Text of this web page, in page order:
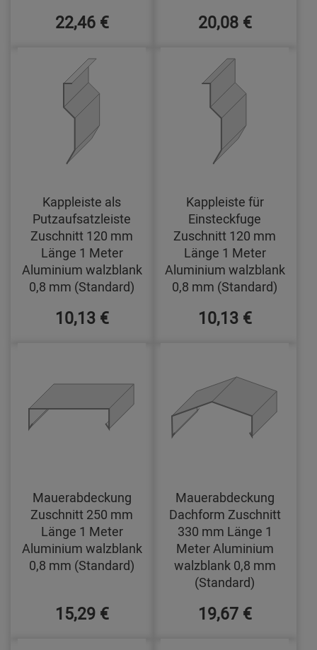
22,46 € 20,08 €
Kappleiste als
Putzaufsatzleiste
Zuschnitt 120 mm
Länge 1 Meter
Aluminium walzblank
0,8 mm (Standard)
10,13 €
Kappleiste für
Einsteckfuge
Zuschnitt 120 mm
Länge 1 Meter
Aluminium walzblank
0,8 mm (Standard)
10,13 €
Mauerabdeckung
Zuschnitt 250 mm
Länge 1 Meter
Aluminium walzblank
0,8 mm (Standard)
15,29 €
Mauerabdeckung
Dachform Zuschnitt
330 mm Länge 1
Meter Aluminium
walzblank 0,8 mm
(Standard)
19,67 €